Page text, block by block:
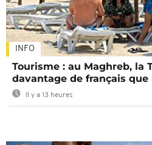
INFO
Tourisme : au Maghreb, la
davantage de français que
Il y a 13 heures